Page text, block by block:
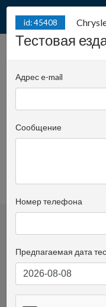
Juliana
Позиция:
просмотренное
id: 45408
Тестовая
Адрес e-mail
Сообщение
Номер телефона
Предпагаемая дата